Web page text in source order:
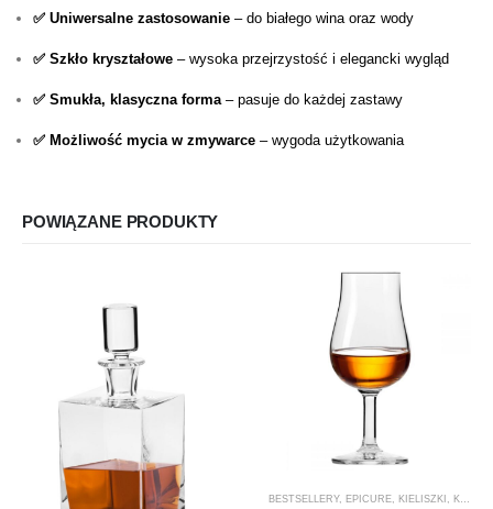
✅ Uniwersalne zastosowanie – do białego wina oraz wody
✅ Szkło kryształowe – wysoka przejrzystość i elegancki wygląd
✅ Smukła, klasyczna forma– pasuje do każdej zastawy
✅ Możliwość mycia w zmywarce – wygoda użytkowania
POWIĄZANE PRODUKTY
BESTSELLERY, EPICURE, KIELISZKI , KIELISZKI DO WHISKY